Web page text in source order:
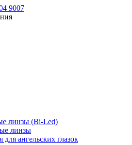
9007
линзы (Bi-Led)
линзы
для ангельских глазок